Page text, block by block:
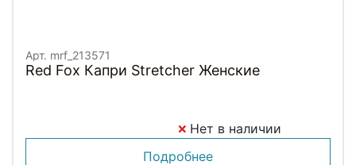
Арт. mrf_213571
Red Fox Капри Stretcher Женские
Нет в наличии
Подробнее